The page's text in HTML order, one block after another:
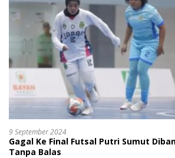
9 September 2024
Gagal Ke Final Futsal Putri Sumut
Tanpa Balas